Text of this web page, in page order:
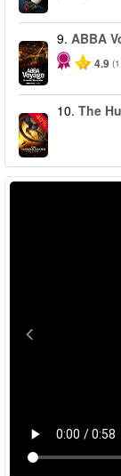
9. ABBA
4.9
-40%
10. The